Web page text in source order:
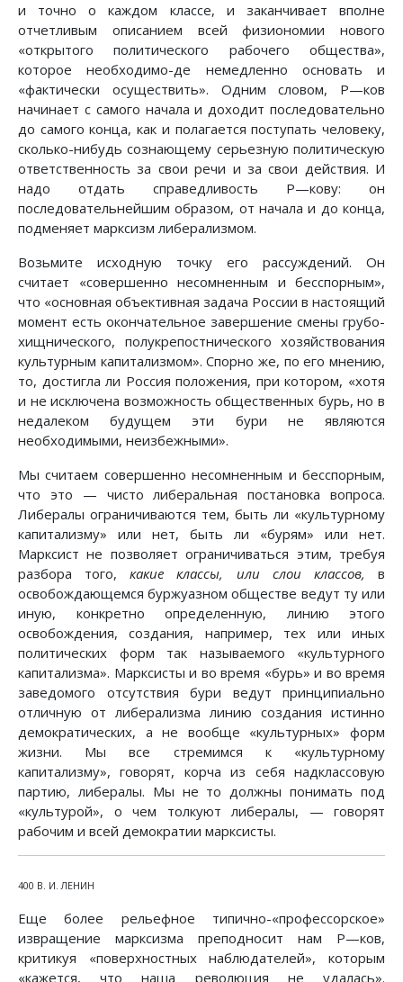
и точно о каждом классе, и заканчивает вполне
отчетливым описанием всей физиономии нового
«открытого политического рабочего общества»,
которое необходимо-де немедленно основать и
«фактически осуществить». Одним словом, Ρ—ков
начинает с самого начала и доходит последовательно
до самого конца, как и полагается поступать человеку,
сколько-нибудь сознающему серьезную политическую
ответственность за свои речи и за свои действия. И
надо отдать справедливость Ρ—кову: он
последовательнейшим образом, от начала и до конца,
подменяет марксизм либерализмом.
Возьмите исходную точку его рассуждений. Он
считает «совершенно несомненным и бесспорным»,
что «основная объективная задача России в настоящий
момент есть окончательное завершение смены грубо-
хищнического, полукрепостнического хозяйствования
культурным капитализмом». Спорно же, по его мнению,
то, достигла ли Россия положения, при котором, «хотя
и не исключена возможность общественных бурь, но в
недалеком будущем эти бури не являются
необходимыми, неизбежными».
Мы считаем совершенно несомненным и бесспорным,
что это — чисто либеральная постановка вопроса.
Либералы ограничиваются тем, быть ли «культурному
капитализму» или нет, быть ли «бурям» или нет.
Марксист не позволяет ограничиваться этим, требуя
разбора того,какие классы, или слои классов, в
освобождающемся буржуазном обществе ведут ту или
иную, конкретно определенную, линию этого
освобождения, создания, например, тех или иных
политических форм так называемого «культурного
капитализма». Марксисты и во время «бурь» и во время
заведомого отсутствия бури ведут принципиально
отличную от либерализма линию создания истинно
демократических, а не вообще «культурных» форм
жизни. Мы все стремимся к «культурному
капитализму», говорят, корча из себя надклассовую
партию, либералы. Мы не то должны понимать под
«культурой», о чем толкуют либералы, — говорят
рабочим и всей демократии марксисты.
400 В. И. ЛЕНИН
Еще более рельефное типично-«профессорское»
извращение марксизма преподносит нам Ρ—ков,
критикуя «поверхностных наблюдателей», которым
«кажется, что наша революция не удалась».